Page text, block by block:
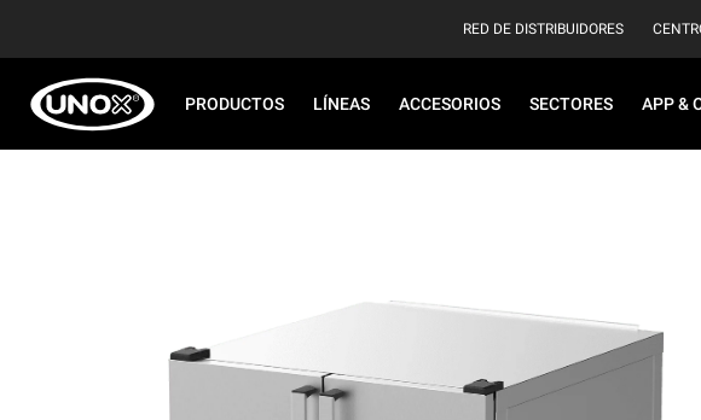
RED DE DISTRIBUIDORES
PRODUCTOS LÍNEAS ACCESORIOS SECTORES APP &